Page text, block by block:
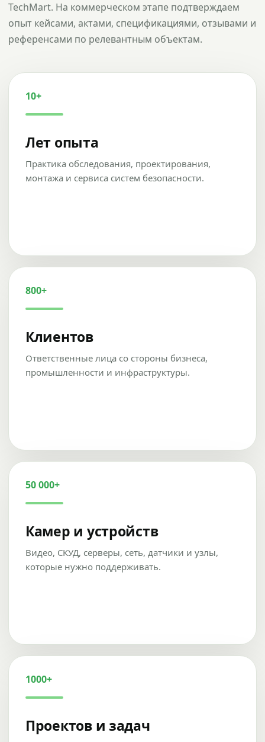
TechMart. На коммерческом этапе подтверждаем
опыт кейсами, актами, спецификациями, отзывами и
референсами по релевантным объектам.
10+
Лет опыта
Практика обследования, проектирования,
монтажа и сервиса систем безопасности.
800+
Клиентов
Ответственные лица со стороны бизнеса,
промышленности и инфраструктуры.
50 000+
Камер и устройств
Видео, СКУД, серверы, сеть, датчики и узлы,
которые нужно поддерживать.
1000+
Проектов и задач